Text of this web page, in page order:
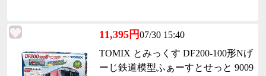
11,395円07/30 15:40
TOMIX とみっくす DF200-100形Nげ
ーじ鉄道模型ふぁーすとせっと 9009